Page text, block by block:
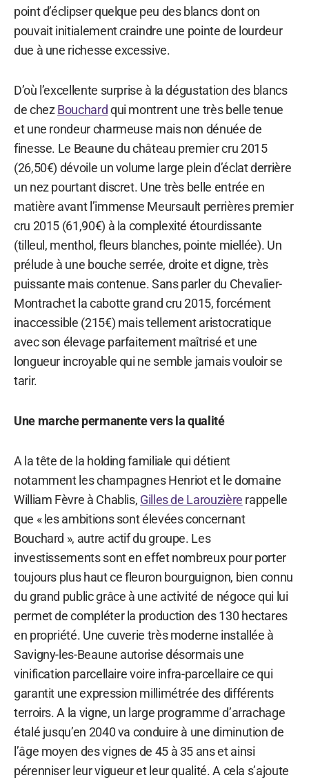
point d’éclipser quelque peu des blancs dont on
pouvait initialement craindre une pointe de lourdeur
due à une richesse excessive.
D’où l’excellente surprise à la dégustation des blancs
de chezBouchardqui montrent une très belle tenue
et une rondeur charmeuse mais non dénuée de
finesse. Le Beaune du château premier cru 2015
(26,50€) dévoile un volume large plein d’éclat derrière
un nez pourtant discret. Une très belle entrée en
matière avant l’immense Meursault perrières premier
cru 2015 (61,90€) à la complexité étourdissante
(tilleul, menthol, fleurs blanches, pointe miellée). Un
prélude à une bouche serrée, droite et digne, très
puissante mais contenue. Sans parler du Chevalier-
Montrachet la cabotte grand cru 2015, forcément
inaccessible (215€) mais tellement aristocratique
avec son élevage parfaitement maîtrisé et une
longueur incroyable qui ne semble jamais vouloir se
tarir.
Une marche permanente vers la qualité
A la tête de la holding familiale qui détient
notamment les champagnes Henriot et le domaine
William Fèvre à Chablis, Gilles de Larouzière rappelle
que « les ambitions sont élevées concernant
Bouchard », autre actif du groupe. Les
investissements sont en effet nombreux pour porter
toujours plus haut ce fleuron bourguignon, bien connu
du grand public grâce à une activité de négoce qui lui
permet de compléter la production des 130 hectares
en propriété. Une cuverie très moderne installée à
Savigny-les-Beaune autorise désormais une
vinification parcellaire voire infra-parcellaire ce qui
garantit une expression millimétrée des différents
terroirs. A la vigne, un large programme d’arrachage
étalé jusqu’en 2040 va conduire à une diminution de
l’âge moyen des vignes de 45 à 35 ans et ainsi
pérenniser leur vigueur et leur qualité. A cela s’ajoute